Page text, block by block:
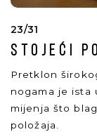
23/31
Stojeći
Pretklon
nogama je ista
mijenja što
položaja.